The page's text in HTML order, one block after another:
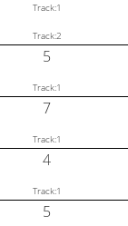
Track:1
Track:2
5
Track:1
7
Track:1
4
Track:1
5